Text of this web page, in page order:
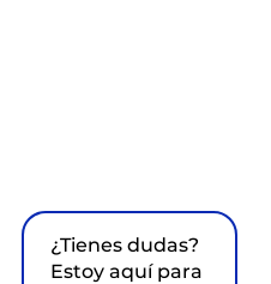
¿Tienes dudas?
Estoy aquí para